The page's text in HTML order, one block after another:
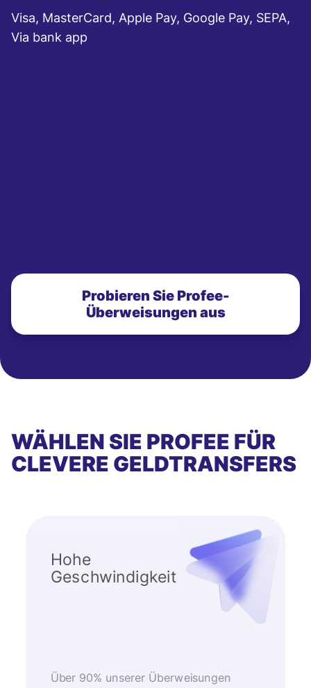
Visa, MasterCard, Apple Pay, Google Pay, SEPA,
Via bank app
Probieren Sie Profee-
Überweisungen aus
WÄHLEN SIE PROFEE FÜR
CLEVERE GELDTRANSFERS
Hohe
Geschwindigkeit
Über 90% unserer Überweisungen